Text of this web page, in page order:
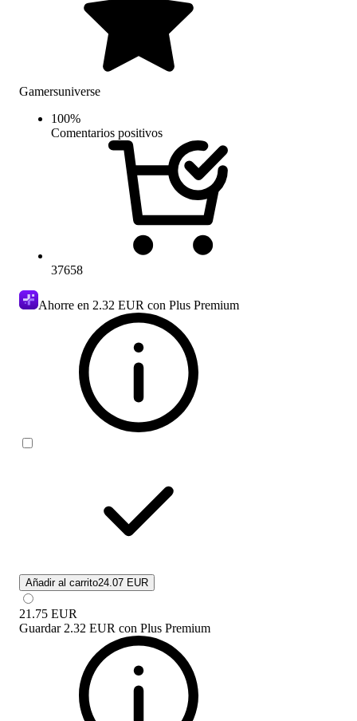
Gamersuniverse
100%
Comentarios positivos
37658
Ahorre en 2.32 EUR con Plus Premium
Añadir al carrito24.07 EUR
21.75 EUR
Guardar 2.32 EUR con Plus Premium